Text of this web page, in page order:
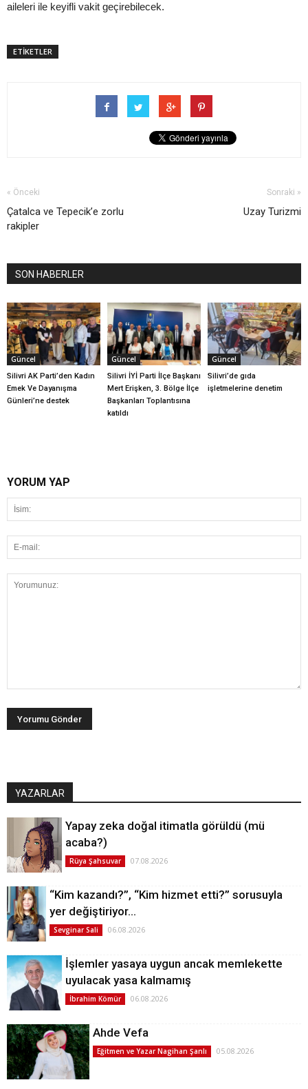
aileleri ile keyifli vakit geçirebilecek.
ETİKETLER
« Önceki
Çatalca ve Tepecik’e zorlu
rakipler
Sonraki »
Uzay Turizmi
SON HABERLER
Güncel
Silivri AK Parti’den Kadın
Emek Ve Dayanışma
Günleri’ne destek
Güncel
Silivri İYİ Parti İlçe Başkanı
Mert Erişken, 3. Bölge İlçe
Başkanları Toplantısına
katıldı
Güncel
Silivri’de gıda
işletmelerine denetim
YORUM YAP
YAZARLAR
Yapay zeka doğal itimatla görüldü (mü
acaba?)
Rüya Şahsuvar 07.08.2026
“Kim kazandı?”, “Kim hizmet etti?” sorusuyla
yer değiştiriyor…
Sevginar Sali 06.08.2026
İşlemler yasaya uygun ancak memlekette
uyulacak yasa kalmamış
İbrahim Kömür 06.08.2026
Ahde Vefa
Eğitmen ve Yazar Nagihan Şanlı 05.08.2026